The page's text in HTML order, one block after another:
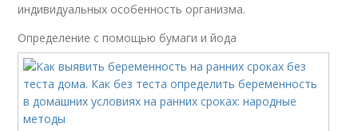
индивидуальных особенность организма.
Определение с помощью бумаги и йода